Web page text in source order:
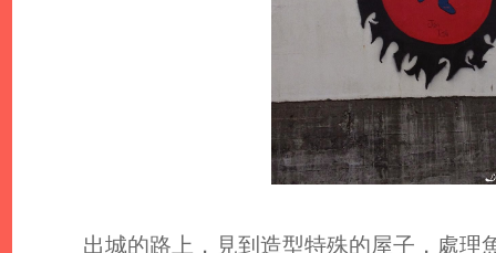
出城的路上，見到造型特殊的屋子，處理